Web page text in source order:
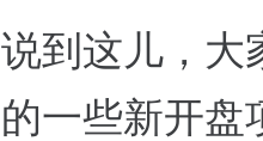
说到这儿，大
的一些新开盘